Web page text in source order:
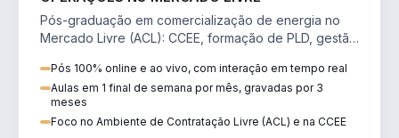
Pós-graduação em comercialização de energia no
Mercado Livre (ACL): CCEE, formação de PLD, gestão
Pós 100% online e ao vivo, com interação em tempo real
Aulas em 1 final de semana por mês, gravadas por 3
meses
Foco no Ambiente de Contratação Livre (ACL) e na CCEE